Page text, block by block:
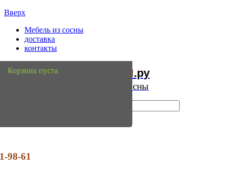
Вверх
Мебель из сосны
доставка
контакты
Мебель Сосны.ру
Интернет магазин мебели из сосны
98-61
Корзина пуста